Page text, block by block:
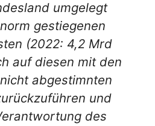
umgelegt
gestiegenen
(2022: 4,2 Mrd
auf diesen mit den
abgestimnten
und
des